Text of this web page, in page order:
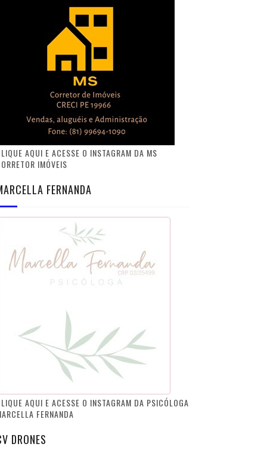
AQUI E ACESSE O INSTAGRAM DA MS
IMÓVEIS
FERNANDA
AQUI E ACESSE O INSTAGRAM DA PSICÓLOGA
FERNANDA
DRONES